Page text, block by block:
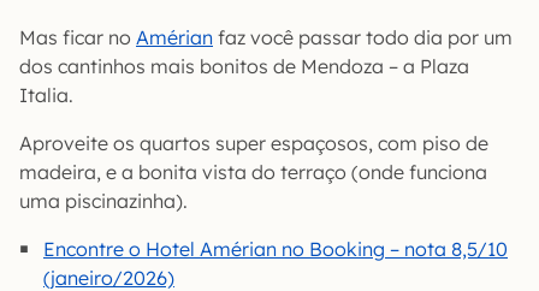
Mas ficar no Amérian faz você passar todo dia por um
dos cantinhos mais bonitos de Mendoza – a Plaza
Italia.
Aproveite os quartos super espaçosos, com piso de
madeira, e a bonita vista do terraço (onde funciona
uma piscinazinha).
Encontre o Hotel Amérian no Booking – nota 8,5/10
(janeiro/2026)